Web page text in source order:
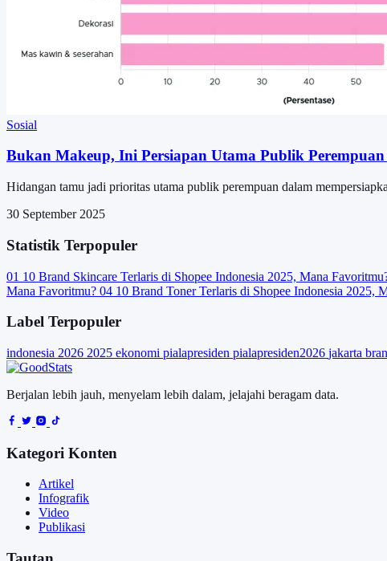
Sosial
Bukan Makeup, Ini Persiapan Utama Publik
Hidangan tamu jadi prioritas utama publik perempuan dalam
30 September 2025
Statistik Terpopuler
01 10 Brand Skincare Terlaris di Shopee Indonesia 2025, Mana
Mana Favoritmu? 04 10 Brand Toner Terlaris di Shopee Indonesia 2025,
Label Terpopuler
indonesia 2026 2025 ekonomi pialapresiden pialapresiden2026 jakarta
Berjalan lebih jauh, menyelam lebih dalam, jelajahi beragam data.
Kategori Konten
Artikel
Infografik
Video
Publikasi